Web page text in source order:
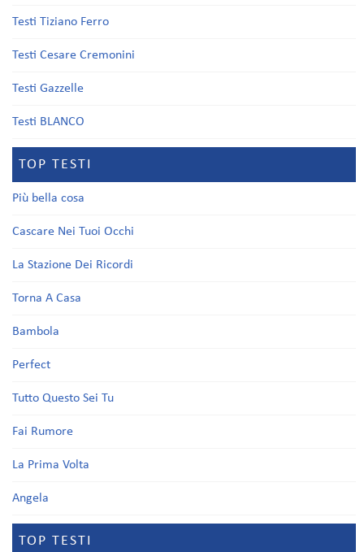
Testi Tiziano Ferro
Testi Cesare Cremonini
Testi Gazzelle
Testi BLANCO
TOP TESTI
Più bella cosa
Cascare Nei Tuoi Occhi
La Stazione Dei Ricordi
Torna A Casa
Bambola
Perfect
Tutto Questo Sei Tu
Fai Rumore
La Prima Volta
Angela
TOP TESTI